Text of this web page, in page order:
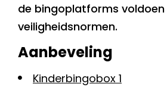
de bingoplatforms
veiligheidsnormen.
Aanbeveling
Kinderbingobox 1